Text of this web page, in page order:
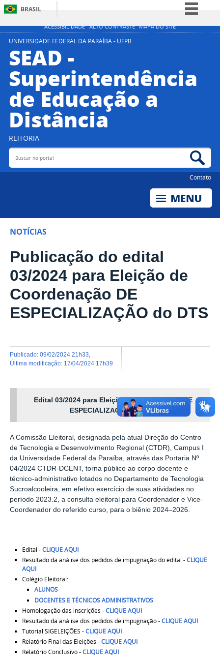
ACESSIBILIDADE ALTO CONTRASTE MAPA DO SITE
BRASIL
Simplifique!
Acesso à informação
Legislação
Canais
UNIVERSIDADE FEDERAL DA PARAÍBA - UFPB
SEAD -
Superintendência
de Educação a
Distância
REITORIA
Buscar no portal
Contato
NOTÍCIAS
Publicação do edital
03/2024 para Eleição de
Coordenação DE
ESPECIALIZAÇÃO do DTS
publicado: 09/02/2024 21h33
última modificação: 17/04/2024 17h39
Edital 03/2024 para Eleição de Coordenação DE
ESPECIALIZAÇÃO do DTS
A Comissão Eleitoral, designada pela atual Direção do Centro
de Tecnologia e Desenvolvimento Regional (CTDR), Campus I
da Universidade Federal da Paraíba, através das Portaria Nº
04/2024 CTDR-DCENT, torna público ao corpo docente e
técnico-administrativo lotados no Departamento de Tecnologia
Sucroalcooleira, em efetivo exercício de suas atividades no
período 2023.2, a consulta eleitoral para Coordenador e Vice-
Coordenador do referido curso, para o biênio 2024–2026.
Edital -CLIQUE AQUI
Resultado da análise dos pedidos de impugnação do edital -CLIQUE
AQUI
Colégio Eleitoral:
ALUNOS
DOCENTES E TÉCNICOS ADMINISTRATIVOS
Homologação das inscrições -CLIQUE AQUI
Resultado da análise dos pedidos de impugnação -CLIQUE AQUI
Tutorial SIGELEIÇÕES -CLIQUE AQUI
Relatório Final das Eleições -CLIQUE AQUI
Relatório Conclusivo -CLIQUE AQUI